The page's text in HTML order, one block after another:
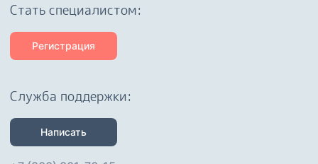
Cтать специалистом:
Регистрация
Служба поддержки:
Написать